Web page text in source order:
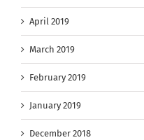
April 2019
March 2019
February 2019
January 2019
December 2018